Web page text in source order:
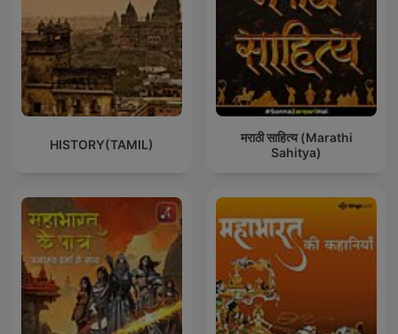
HISTORY(TAMIL)
मराठी साहित्य (Marathi
Sahitya)